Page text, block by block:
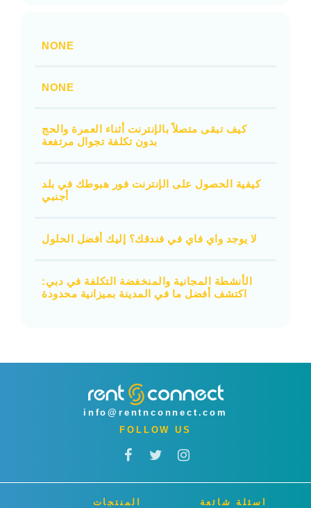
NONE
NONE
كيف تبقى متصلاً بالإنترنت أثناء العمرة والحج
بدون تكلفة تجوال مرتفعة
كيفية الحصول على الإنترنت فور هبوطك في بلد
أجنبي
لا يوجد واي فاي في فندقك؟ إليك أفضل الحلول
الأنشطة المجانية والمنخفضة التكلفة في دبي:
اكتشف أفضل ما في المدينة بميزانية محدودة
info@rentnconnect.com
FOLLOW US
المنتجات اسئلة شائعة